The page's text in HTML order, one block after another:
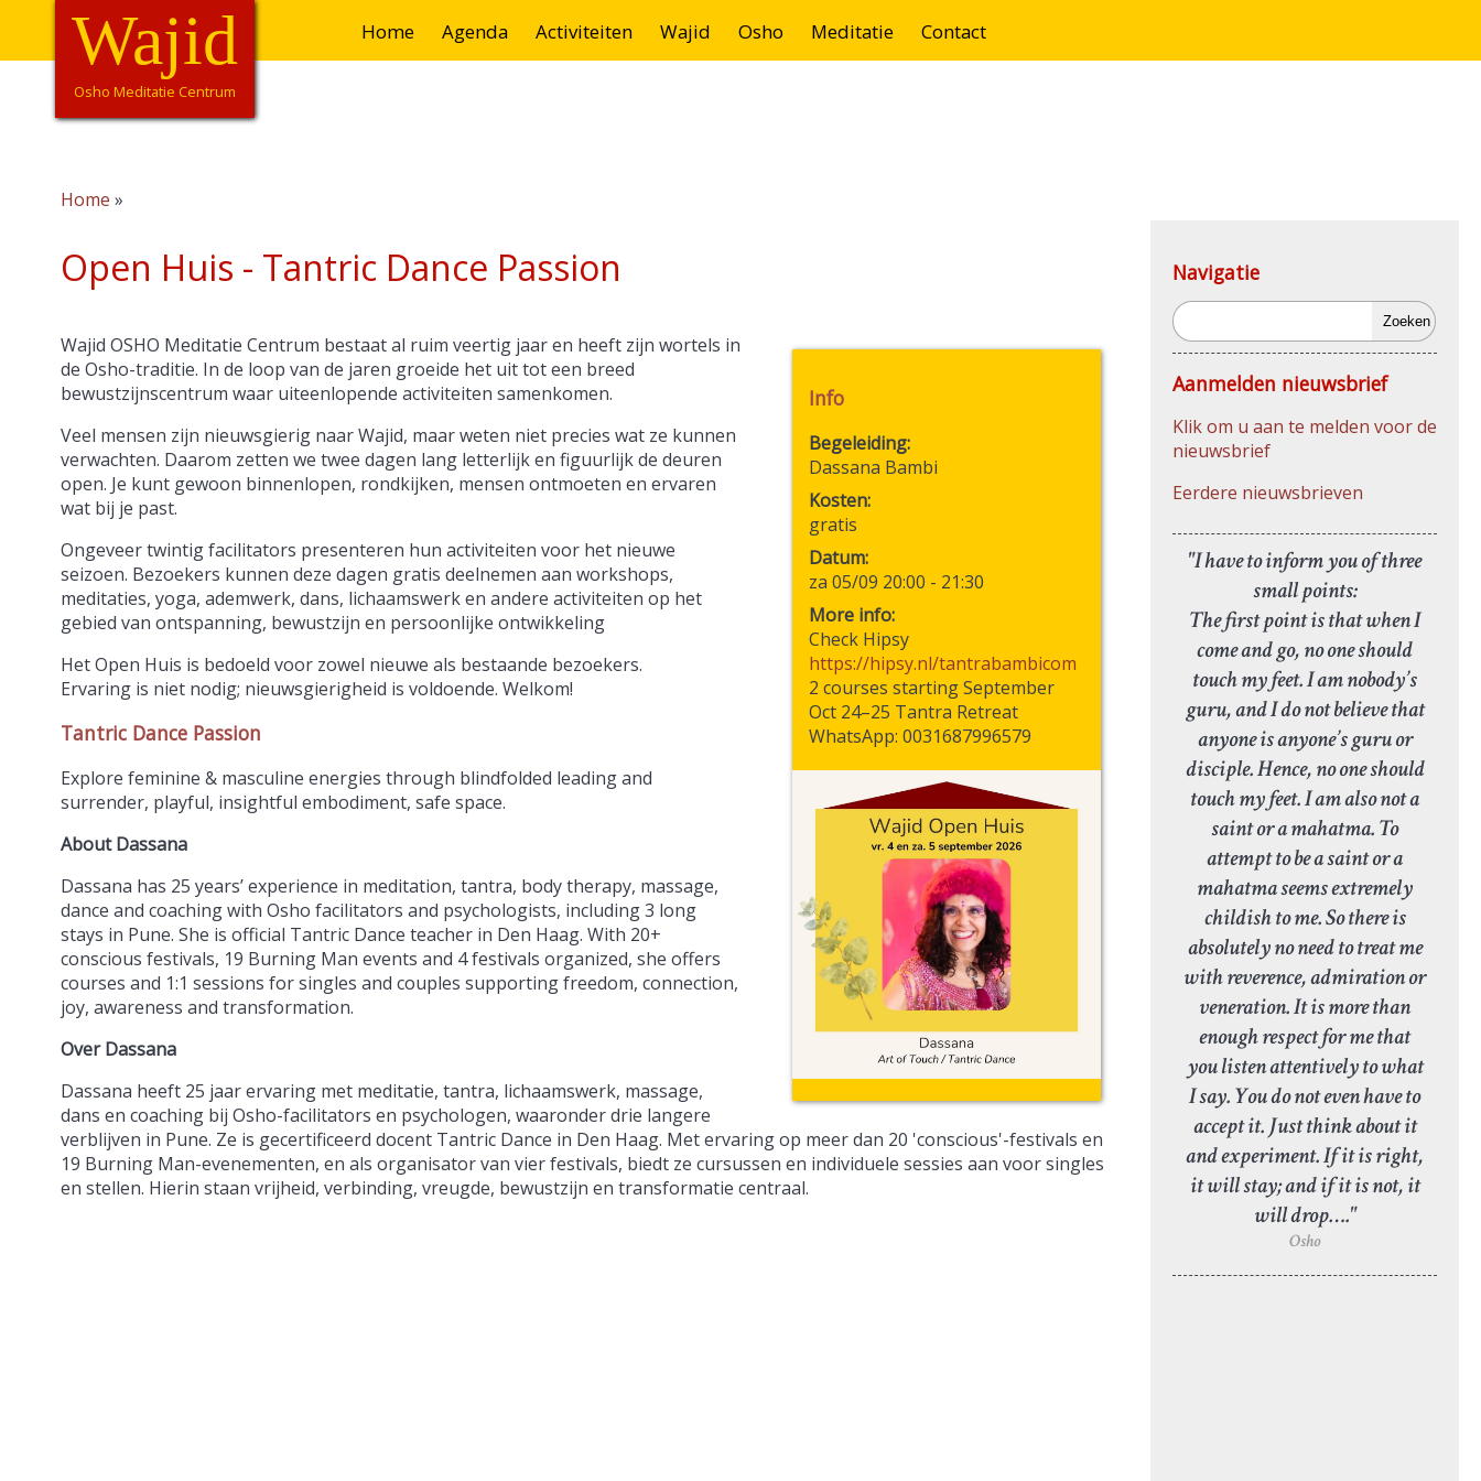
Overslaan
naar
Hoofdnavigatie
Home Agenda Activiteiten Wajid Osho Meditatie Contact
Wajid
Osho Meditatie Centrum
Home
Open Huis - Tantric Dance Passion
Info
Begeleiding
Dassana Bambi
Kosten
gratis
Datum
za 05/09 20:00 - 21:30
More info:
Check Hipsy
https://hipsy.nl/tantrabambicom
2 courses starting September
Oct 24–25 Tantra Retreat
WhatsApp: 0031687996579
Wajid OSHO Meditatie Centrum bestaat al ruim veertig jaar en heeft zijn wortels in
de Osho-traditie. In de loop van de jaren groeide het uit tot een breed
bewustzijnscentrum waar uiteenlopende activiteiten samenkomen.
Veel mensen zijn nieuwsgierig naar Wajid, maar weten niet precies wat ze kunnen
verwachten. Daarom zetten we twee dagen lang letterlijk en figuurlijk de deuren
open. Je kunt gewoon binnenlopen, rondkijken, mensen ontmoeten en ervaren
wat bij je past.
Ongeveer twintig facilitators presenteren hun activiteiten voor het nieuwe
seizoen. Bezoekers kunnen deze dagen gratis deelnemen aan workshops,
meditaties, yoga, ademwerk, dans, lichaamswerk en andere activiteiten op het
gebied van ontspanning, bewustzijn en persoonlijke ontwikkeling
Het Open Huis is bedoeld voor zowel nieuwe als bestaande bezoekers.
Ervaring is niet nodig; nieuwsgierigheid is voldoende. Welkom!
Tantric Dance Passion
Explore feminine & masculine energies through blindfolded leading and
surrender, playful, insightful embodiment, safe space.
About Dassana
Dassana has 25 years’ experience in meditation, tantra, body therapy, massage,
dance and coaching with Osho facilitators and psychologists, including 3 long
stays in Pune. She is official Tantric Dance teacher in Den Haag. With 20+
conscious festivals, 19 Burning Man events and 4 festivals organized, she offers
courses and 1:1 sessions for singles and couples supporting freedom, connection,
joy, awareness and transformation.
Over Dassana
Dassana heeft 25 jaar ervaring met meditatie, tantra, lichaamswerk, massage,
dans en coaching bij Osho-facilitators en psychologen, waaronder drie langere
verblijven in Pune. Ze is gecertificeerd docent Tantric Dance in Den Haag. Met ervaring op meer dan 20 'conscious'-festivals en
19 Burning Man-evenementen, en als organisator van vier festivals, biedt ze cursussen en individuele sessies aan voor singles
en stellen. Hierin staan ​​vrijheid, verbinding, vreugde, bewustzijn en transformatie centraal.
Navigatie
Zoeken
Aanmelden nieuwsbrief
Klik om u aan te melden voor de
nieuwsbrief
Eerdere nieuwsbrieven
"I have to inform you of three
small points:
The first point is that when I
come and go, no one should
touch my feet. I am nobody’s
guru, and I do not believe that
anyone is anyone’s guru or
disciple. Hence, no one should
touch my feet. I am also not a
saint or a mahatma. To
attempt to be a saint or a
mahatma seems extremely
childish to me. So there is
absolutely no need to treat me
with reverence, admiration or
veneration. It is more than
enough respect for me that
you listen attentively to what
I say. You do not even have to
accept it. Just think about it
and experiment. If it is right,
it will stay; and if it is not, it
will drop…."
Osho